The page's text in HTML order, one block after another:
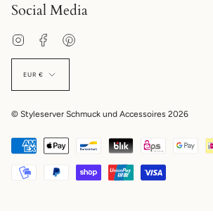
Social Media
InstagramFacebook
EUR €
© Styleserver Schmuck und Accessoires 2026